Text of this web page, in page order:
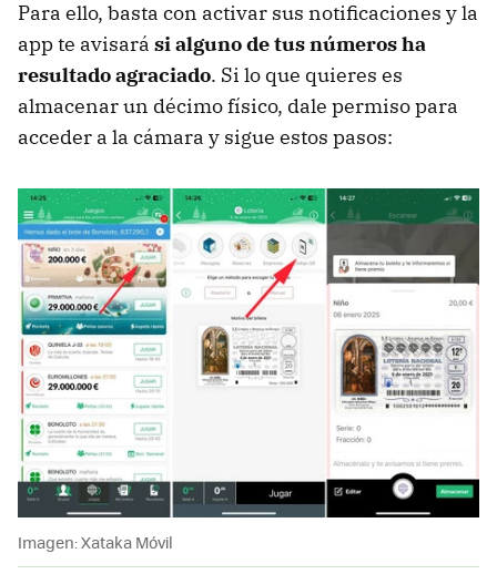
Para ello, basta con activar sus notificaciones y la
app te avisará si alguno de tus números ha
resultado agraciado. Si lo que quieres es
almacenar un décimo físico, dale permiso para
acceder a la cámara y sigue estos pasos:
Imagen: Xataka Móvil